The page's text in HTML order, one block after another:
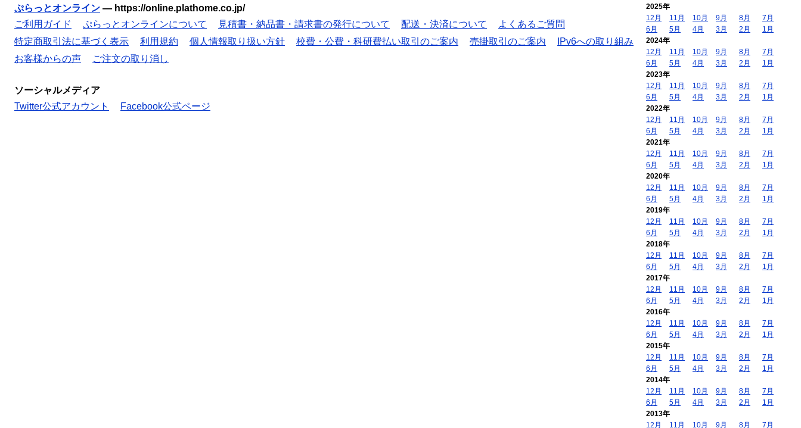
ぷらっとオンライン — https://online.plathome.co.jp/
ご利用ガイド
ぷらっとオンラインについて 見積書・納品書・請求書の発行について 配送・決済について
よくあるご質問
特定商取引法に基づく表示
利用規約 個人情報取り扱い方針 校費・公費・科研費払い取引のご案内 売掛取引のご案内
IPv6への取り組み
お客様からの声
ご注文の取り消し
ソーシャルメディア
Twitter公式アカウント
Facebook公式ページ
2025年
12月
11月 10月 9月 8月
7月
6月
5月 4月 3月 2月
1月
2024年
12月
11月 10月 9月 8月
7月
6月
5月 4月 3月 2月
1月
2023年
12月
11月 10月 9月 8月
7月
6月
5月 4月 3月 2月
1月
2022年
12月
11月 10月 9月 8月
7月
6月
5月 4月 3月 2月
1月
2021年
12月
11月 10月 9月 8月
7月
6月
5月 4月 3月 2月
1月
2020年
12月
11月 10月 9月 8月
7月
6月
5月 4月 3月 2月
1月
2019年
12月
11月 10月 9月 8月
7月
6月
5月 4月 3月 2月
1月
2018年
12月
11月 10月 9月 8月
7月
6月
5月 4月 3月 2月
1月
2017年
12月
11月 10月 9月 8月
7月
6月
5月 4月 3月 2月
1月
2016年
12月
11月 10月 9月 8月
7月
6月
5月 4月 3月 2月
1月
2015年
12月
11月 10月 9月 8月
7月
6月
5月 4月 3月 2月
1月
2014年
12月
11月 10月 9月 8月
7月
6月
5月 4月 3月 2月
1月
2013年
12月
11月 10月 9月 8月 7月